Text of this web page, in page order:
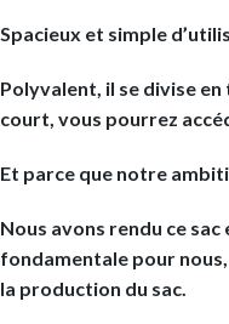
Spacieux et simple
Polyvalent, il se divise
court, vous pourrez
Et parce que notre
Nous avons rendu ce
fondamentale pour nous,
la production du sac.